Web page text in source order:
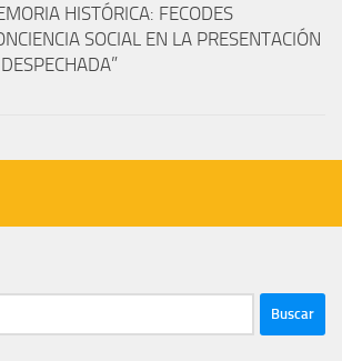
HISTÓRICA: FECODES
SOCIAL EN LA PRESENTACIÓN